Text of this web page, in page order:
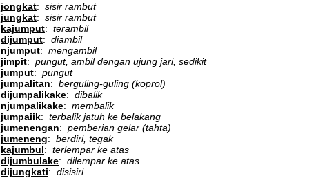
jongkat: sisir rambut
jungkat: sisir rambut
kajumput: terambil
dijumput: diambil
njumput: mengambil
jimpit: pungut, ambil dengan ujung jari, sedikit
jumput: pungut
jumpalitan: berguling-guling (koprol)
dijumpalikake: dibalik
njumpalikake: membalik
jumpaiik: terbalik jatuh ke belakang
jumenengan: pemberian gelar (tahta)
jumeneng: berdiri, tegak
kajumbul: terlempar ke atas
dijumbulake: dilempar ke atas
dijungkati: disisiri